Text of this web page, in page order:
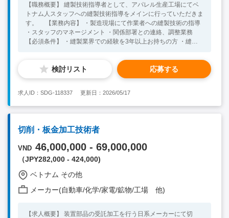
【職務概要】 縫製技術指導者として、アパレル生産工場にてベ
トナム人スタッフへの縫製技術指導をメインに行っていただきま
す。 【業務内容】 ・製造現場にて作業者への縫製技術の指導
・スタッフのマネージメント ・関係部署との連絡、調整業務
【必須条件】 ・縫製業界での経験を3年以上お持ちの方 ・縫製
場でご自身がミシンを使用していた経験がある方 ※通訳の方が
いらっしゃるため、語学不問 【歓迎条件】 ・東南アジアでの就
業経験がある方
検討リスト 応募する
求人ID：SDG-118337 更新日：2026/05/17
切削・板金加工技術者
VND 46,000,000 - 69,000,000
（JPY282,000 - 424,000)
ベトナム その他
メーカー(自動車/化学/家電/鉱物/工場 他)
【求人概要】 装置部品の受託加工を行う日系メーカーにて切